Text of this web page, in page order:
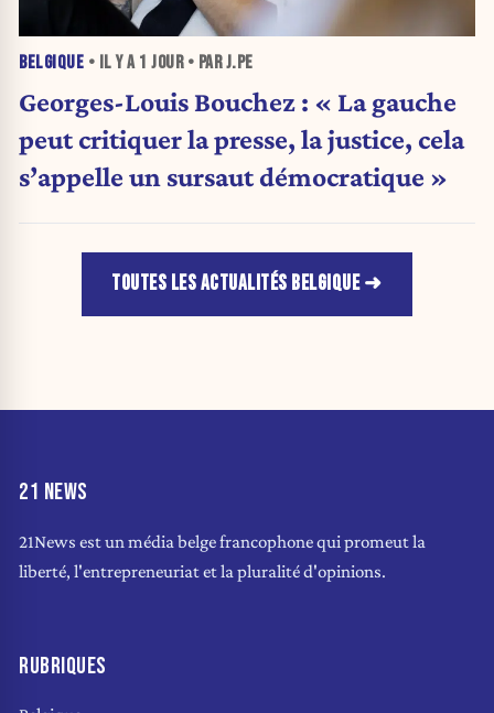
BELGIQUE • IL Y A 1 JOUR• PAR J.PE
Georges-Louis Bouchez : « La gauche
peut critiquer la presse, la justice, cela
s’appelle un sursaut démocratique »
TOUTES LES ACTUALITÉS BELGIQUE
21 NEWS
21News est un média belge francophone qui promeut la
liberté, l'entrepreneuriat et la pluralité d'opinions.
RUBRIQUES